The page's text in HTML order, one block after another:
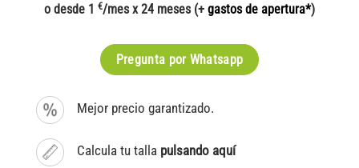
o desde 1 €/mes x 24 meses (+ gastos de apertura*)
Pregunta por Whatsapp
Mejor precio garantizado.
Calcula tu talla pulsando aquí